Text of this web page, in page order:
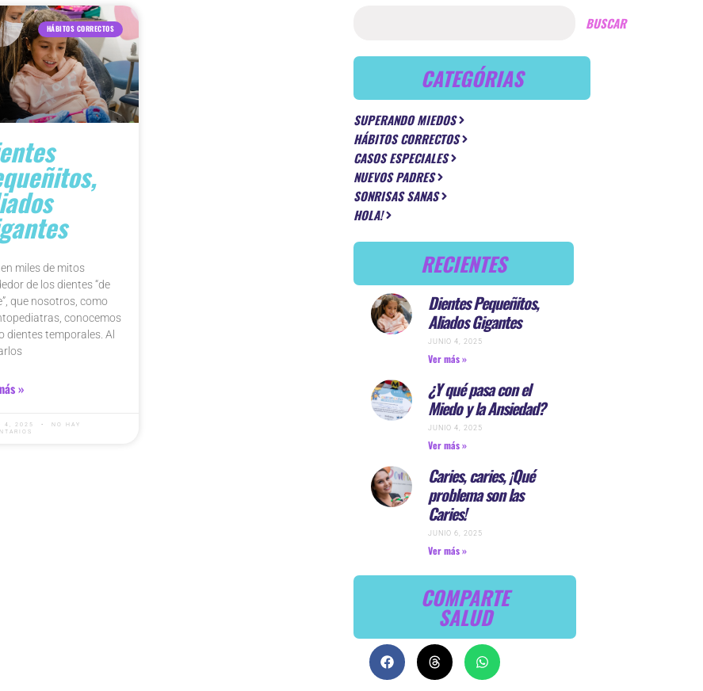
HÁBITOS CORRECTOS
miles de mitos
de los dientes “de
que nosotros, como
conocemos
dientes temporales. Al
»
4, 2025
NO HAY
BUSCAR
CATEGÓRIAS
SUPERANDO MIEDOS
HÁBITOS CORRECTOS
CASOS ESPECIALES
NUEVOS PADRES
SONRISAS SANAS
HOLA!
RECIENTES
Dientes Pequeñitos,
Aliados Gigantes
JUNIO 4, 2025
Ver más »
¿Y qué pasa con el
Miedo y la Ansiedad?
JUNIO 4, 2025
Ver más »
Caries, caries, ¡Qué
problema son las
Caries!
JUNIO 6, 2025
Ver más »
COMPARTE
SALUD